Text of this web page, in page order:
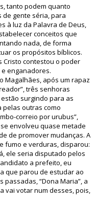
tanto podem quanto
gente séria, para
à luz da Palavra de Deus,
conceitos que
nada, de forma
os propósitos bíblicos.
Cristo contestou o poder
enganadores.
Magalhães, após um rapaz
três senhoras
surgindo para as
pelas outras como
correio por urubus”,
envolveu quase metade
de promover mudanças. A
fumo e verduras, disparou:
ele seria disputado pelos
a prefeito, eu
que parou de estudar ao
passadas, “Dona Maria”, a
vai votar num desses, pois,